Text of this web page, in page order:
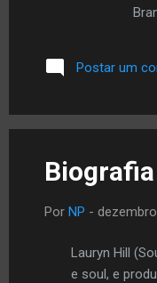
Postar um
Por NP -
Lauryn Hill
e soul, e